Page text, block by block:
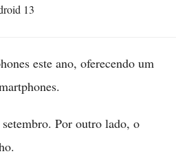
13
este ano, oferecendo um
Por outro lado, o